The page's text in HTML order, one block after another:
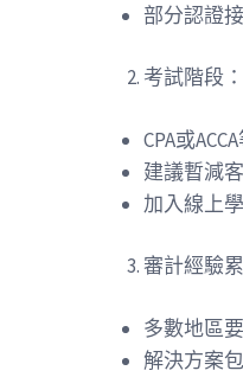
部分認證
考試階段：
CPA或
建議暫減
加入線上
審計經驗
多數地區
解決方案